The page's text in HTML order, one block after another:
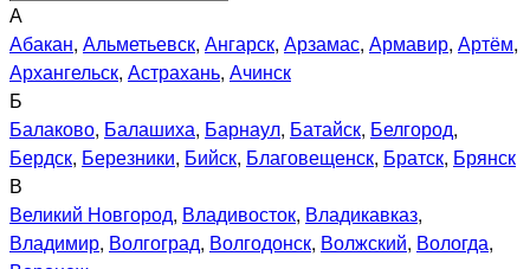
А
Абакан, Альметьевск, Ангарск, Арзамас, Армавир, Артём,
Архангельск, Астрахань, Ачинск
Б
Балаково, Балашиха, Барнаул, Батайск, Белгород,
Бердск, Березники, Бийск, Благовещенск, Братск, Брянск
В
Великий Новгород, Владивосток, Владикавказ,
Владимир, Волгоград, Волгодонск, Волжский, Вологда,